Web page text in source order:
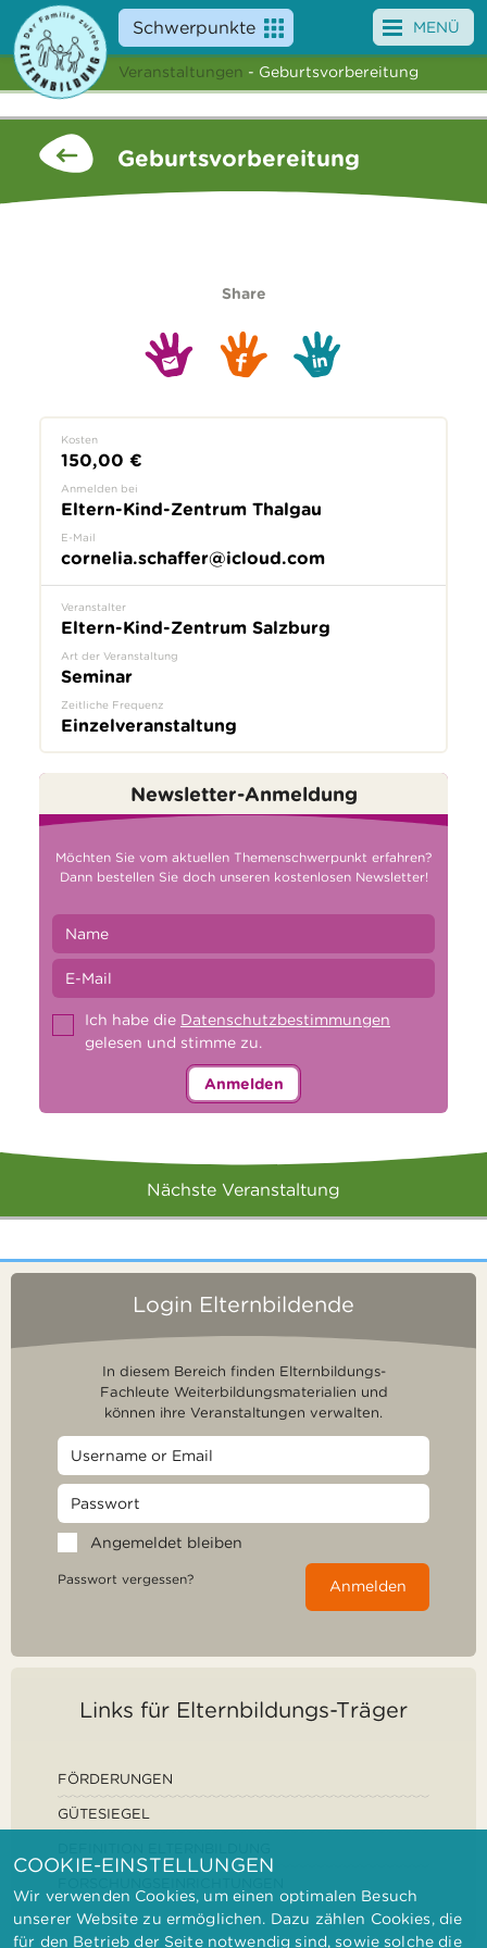
Schwerpunkte
Angebote
Veranstaltungen
MENÜ
Veranstaltungen - Geburtsvorbereitung
Geburtsvorbereitung
Share
Kosten
150,00 €
Anmelden bei
Eltern-Kind-Zentrum Thalgau
E-Mail
cornelia.schaffer@icloud.com
Veranstalter
Eltern-Kind-Zentrum Salzburg
Art der Veranstaltung
Seminar
Zeitliche Frequenz
Einzelveranstaltung
Newsletter-Anmeldung
Möchten Sie vom aktuellen Themenschwerpunkt erfahren?
Dann bestellen Sie doch unseren kostenlosen Newsletter!
Ich habe die Datenschutzbestimmungen
gelesen und stimme zu.
Anmelden
Nächste Veranstaltung
Login Elternbildende
In diesem Bereich finden Elternbildungs-
Fachleute Weiterbildungsmaterialien und
können ihre Veranstaltungen verwalten.
Angemeldet bleiben
Passwort vergessen? Anmelden
Links für Elternbildungs-Träger
FÖRDERUNGEN
GÜTESIEGEL
COOKIE-EINSTELLUNGEN
Wir verwenden Cookies, um einen optimalen Besuch
unserer Website zu ermöglichen. Dazu zählen Cookies, die
für den Betrieb der Seite notwendig sind, sowie solche die